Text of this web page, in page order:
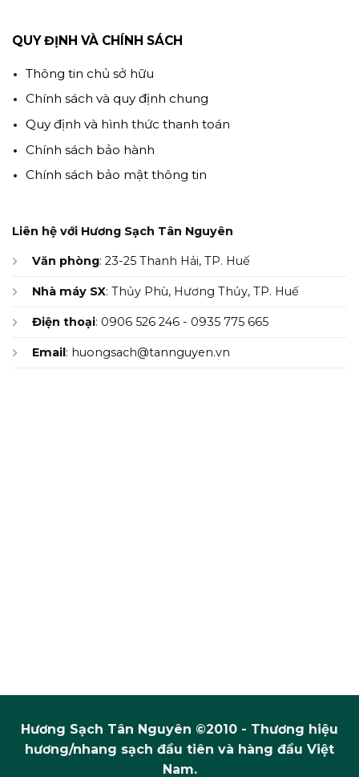
QUY ĐỊNH VÀ CHÍNH SÁCH
Thông tin chủ sở hữu
Chính sách và quy định chung
Quy định và hình thức thanh toán
Chính sách bảo hành
Chính sách bảo mật thông tin
Liên hệ với Hương Sạch Tân Nguyên
Văn phòng: 23-25 Thanh Hải, TP. Huế
Nhà máy SX: Thủy Phù, Hương Thủy, TP. Huế
Điện thoại: 0906 526 246 - 0935 775 665
Email: huongsach@tannguyen.vn
Hương Sạch Tân Nguyên ©2010 - Thương hiệu
hương/nhang sạch đầu tiên và hàng đầu Việt
Nam.